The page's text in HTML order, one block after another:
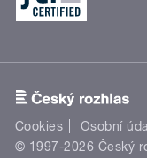
Cookies Osobní
© 1997-2026 Český